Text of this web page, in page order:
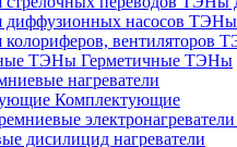
ТЭНы
Герметичные ТЭНы
нагреватели
Комплектующие
дисилицид нагреватели